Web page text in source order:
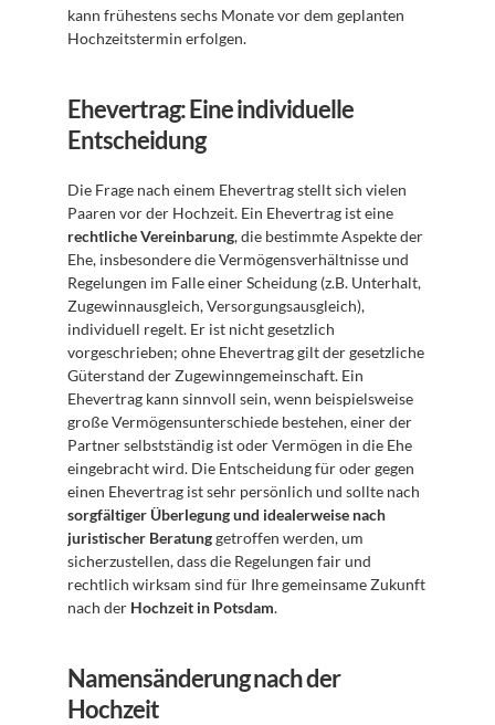
kann frühestens sechs Monate vor dem geplanten
Hochzeitstermin erfolgen.
Ehevertrag: Eine individuelle
Entscheidung
Die Frage nach einem Ehevertrag stellt sich vielen
rechtliche Vereinbarung, die bestimmte Aspekte der
Ehe, insbesondere die Vermögensverhältnisse und
Regelungen im Falle einer Scheidung (z.B. Unterhalt,
Zugewinnausgleich, Versorgungsausgleich),
individuell regelt. Er ist nicht gesetzlich
vorgeschrieben; ohne Ehevertrag gilt der gesetzliche
Güterstand der Zugewinngemeinschaft. Ein
Ehevertrag kann sinnvoll sein, wenn beispielsweise
große Vermögensunterschiede bestehen, einer der
Partner selbstständig ist oder Vermögen in die Ehe
eingebracht wird. Die Entscheidung für oder gegen
sorgfältiger Überlegung und idealerweise nach
juristischer Beratung getroffen werden, um
sicherzustellen, dass die Regelungen fair und
rechtlich wirksam sind für Ihre gemeinsame Zukunft
nach der Hochzeit in Potsdam.
Namensänderung nach der
Hochzeit